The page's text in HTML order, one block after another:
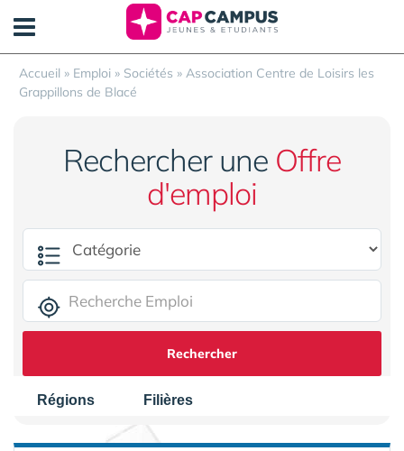
Accueil » Emploi » Sociétés » Association Centre de Loisirs les
Grappillons de Blacé
Rechercher une Offre
d'emploi
Rechercher
Régions Filières
Panneau de gestion des cookies